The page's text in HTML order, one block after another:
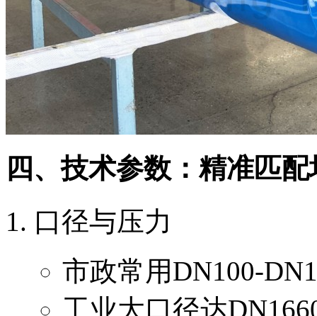
四、技术参数：精准匹
口径与压力
市政常用DN100-
工业大口径达